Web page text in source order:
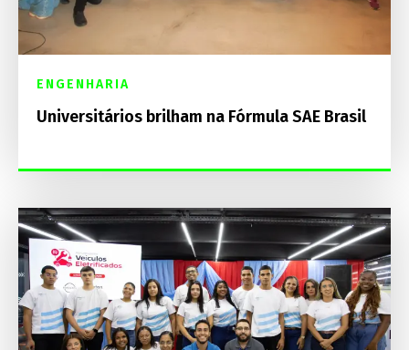
ENGENHARIA
Universitários brilham na Fórmula SAE Brasil